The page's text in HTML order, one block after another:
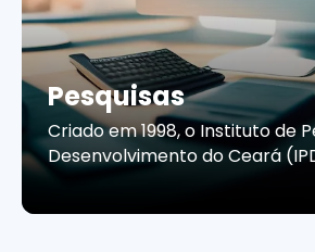
Pesquisas
Criado em 1998, o Instituto de
Desenvolvimento do Ceará